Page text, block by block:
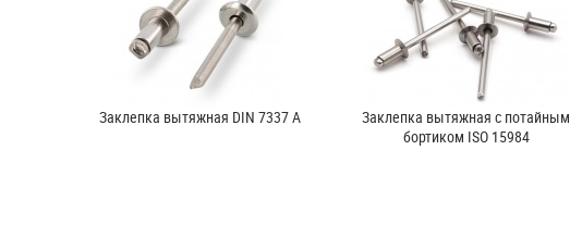
Заклепка вытяжная DIN 7337 A
Заклепка вытяжная с потайным
бортиком ISO 15984